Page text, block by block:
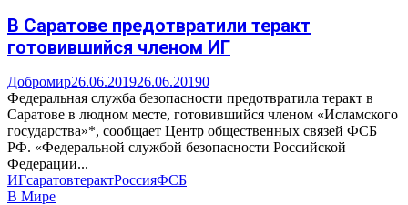
В Саратове предотвратили теракт
готовившийся членом ИГ
Добромир26.06.201926.06.20190
Федеральная служба безопасности предотвратила теракт в
Саратове в людном месте, готовившийся членом «Исламского
государства»*, сообщает Центр общественных связей ФСБ
РФ. «Федеральной службой безопасности Российской
Федерации...
ИГсаратовтерактРоссияФСБ
В Мире